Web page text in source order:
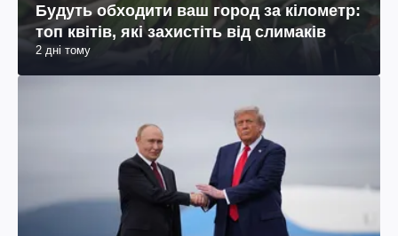
Будуть обходити ваш город за кілометр:
топ квітів, які захистіть від слимаків
2 дні тому